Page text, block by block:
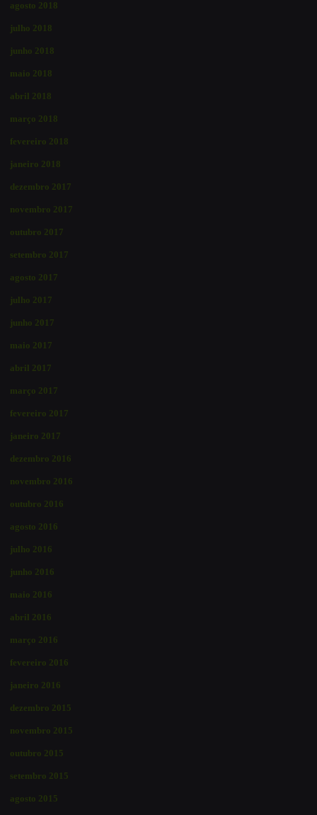
agosto 2018
julho 2018
junho 2018
maio 2018
abril 2018
março 2018
fevereiro 2018
janeiro 2018
dezembro 2017
novembro 2017
outubro 2017
setembro 2017
agosto 2017
julho 2017
junho 2017
maio 2017
abril 2017
março 2017
fevereiro 2017
janeiro 2017
dezembro 2016
novembro 2016
outubro 2016
agosto 2016
julho 2016
junho 2016
maio 2016
abril 2016
março 2016
fevereiro 2016
janeiro 2016
dezembro 2015
novembro 2015
outubro 2015
setembro 2015
agosto 2015